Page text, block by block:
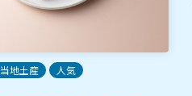
地土産 人気